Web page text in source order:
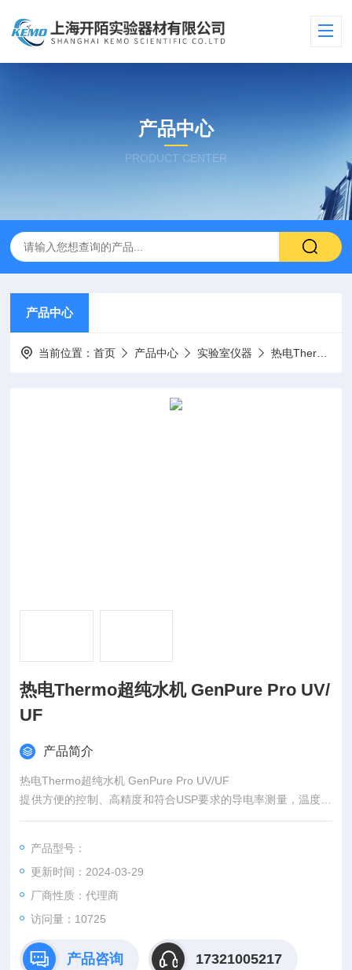
产品中心
PRODUCT CENTER
产品中心
当前位置：首页 产品中心 实验室仪器 热电Thermo超纯水机
热电Thermo超纯水机 GenPure Pro UV/
UF
产品简介
热电Thermo超纯水机 GenPure Pro UV/UF
提供方便的控制、高精度和符合USP要求的导电率测量，温度补
偿可打开或关闭。Barnstead GenPure系统提供超纯18.2兆瓦厘
产品型号：
更新时间：2024-03-29
厂商性质：代理商
访问量：10725
产品咨询 17321005217